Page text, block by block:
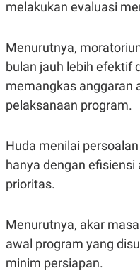
melakukan evaluasi
Menurutnya,
bulan jauh lebih efektif
memangkas anggaran
pelaksanaan program.
Huda menilai
hanya dengan
prioritas.
Menurutnya, akar
awal program yang
minim persiapan.